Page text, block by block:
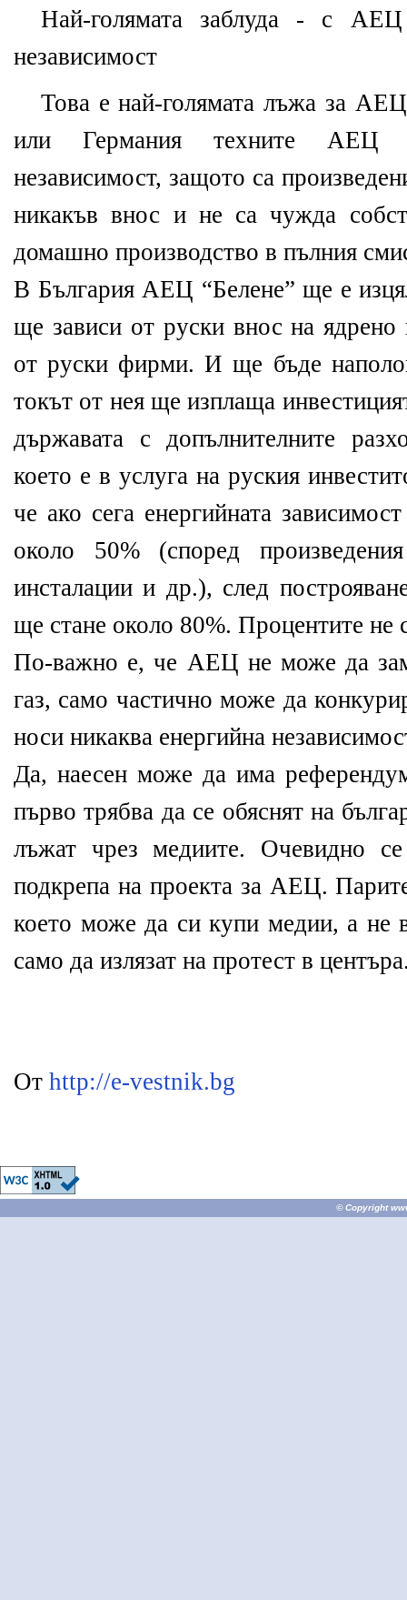
Най-голямата заблуда - с АЕЦ
независимост
Това е най-голямата лъжа за
или Германия техните АЕЦ
независимост, защото са
никакъв внос и не са чужда
домашно производство в пълния
В България АЕЦ “Белене” ще е
ще зависи от руски внос на
от руски фирми. И ще бъде
токът от нея ще изплаща
държавата с допълнителните
което е в услуга на руския
че ако сега енергийната
около 50% (според
инсталации и др.), след
ще стане около 80%. Процентите не
По-важно е, че АЕЦ не може да
газ, само частично може да
носи никаква енергийна
Да, наесен може да има
първо трябва да се обяснят на
лъжат чрез медиите. Очевидно
подкрепа на проекта за АЕЦ.
което може да си купи медии, а не
само да излязат на протест в
От http://e-vestnik.bg
© Copyright